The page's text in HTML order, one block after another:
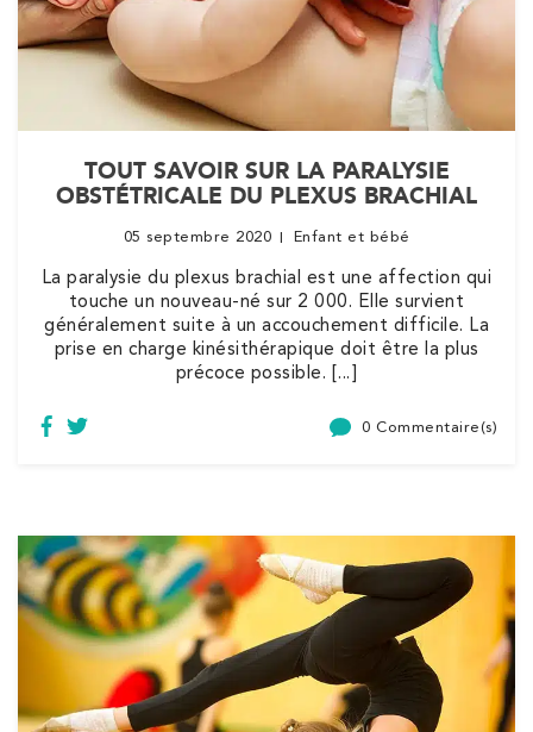
TOUT SAVOIR SUR LA PARALYSIE
OBSTÉTRICALE DU PLEXUS BRACHIAL
05 septembre 2020 Enfant et bébé
La paralysie du plexus brachial est une affection qui
touche un nouveau-né sur 2 000. Elle survient
généralement suite à un accouchement difficile. La
prise en charge kinésithérapique doit être la plus
précoce possible. [...]
0 Commentaire(s)
APPELEZ UN INSTITUT IK
APPELEZ UN INSTITUT IK
IK Boulogne – 92
Billancourt
PRENEZ RDV SUR
PRENEZ RDV SUR
Kinésithérapie
PRENEZ RDV SUR
PRENEZ RDV SUR
Kinésithérapie